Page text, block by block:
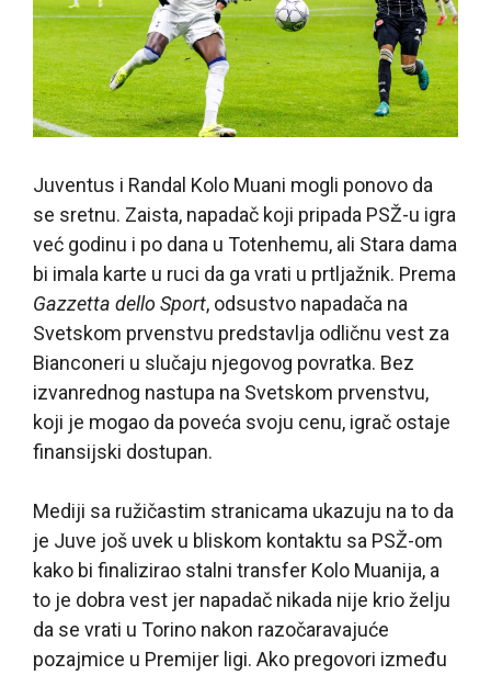
Juventus i Randal Kolo Muani mogli ponovo da
se sretnu. Zaista, napadač koji pripada PSŽ-u igra
već godinu i po dana u Totenhemu, ali Stara dama
bi imala karte u ruci da ga vrati u prtljažnik. Prema
Gazzetta dello Sport, odsustvo napadača na
Svetskom prvenstvu predstavlja odličnu vest za
Bianconeri u slučaju njegovog povratka. Bez
izvanrednog nastupa na Svetskom prvenstvu,
koji je mogao da poveća svoju cenu, igrač ostaje
finansijski dostupan.
Mediji sa ružičastim stranicama ukazuju na to da
je Juve još uvek u bliskom kontaktu sa PSŽ-om
kako bi finalizirao stalni transfer Kolo Muanija, a
to je dobra vest jer napadač nikada nije krio želju
da se vrati u Torino nakon razočaravajuće
pozajmice u Premijer ligi. Ako pregovori između